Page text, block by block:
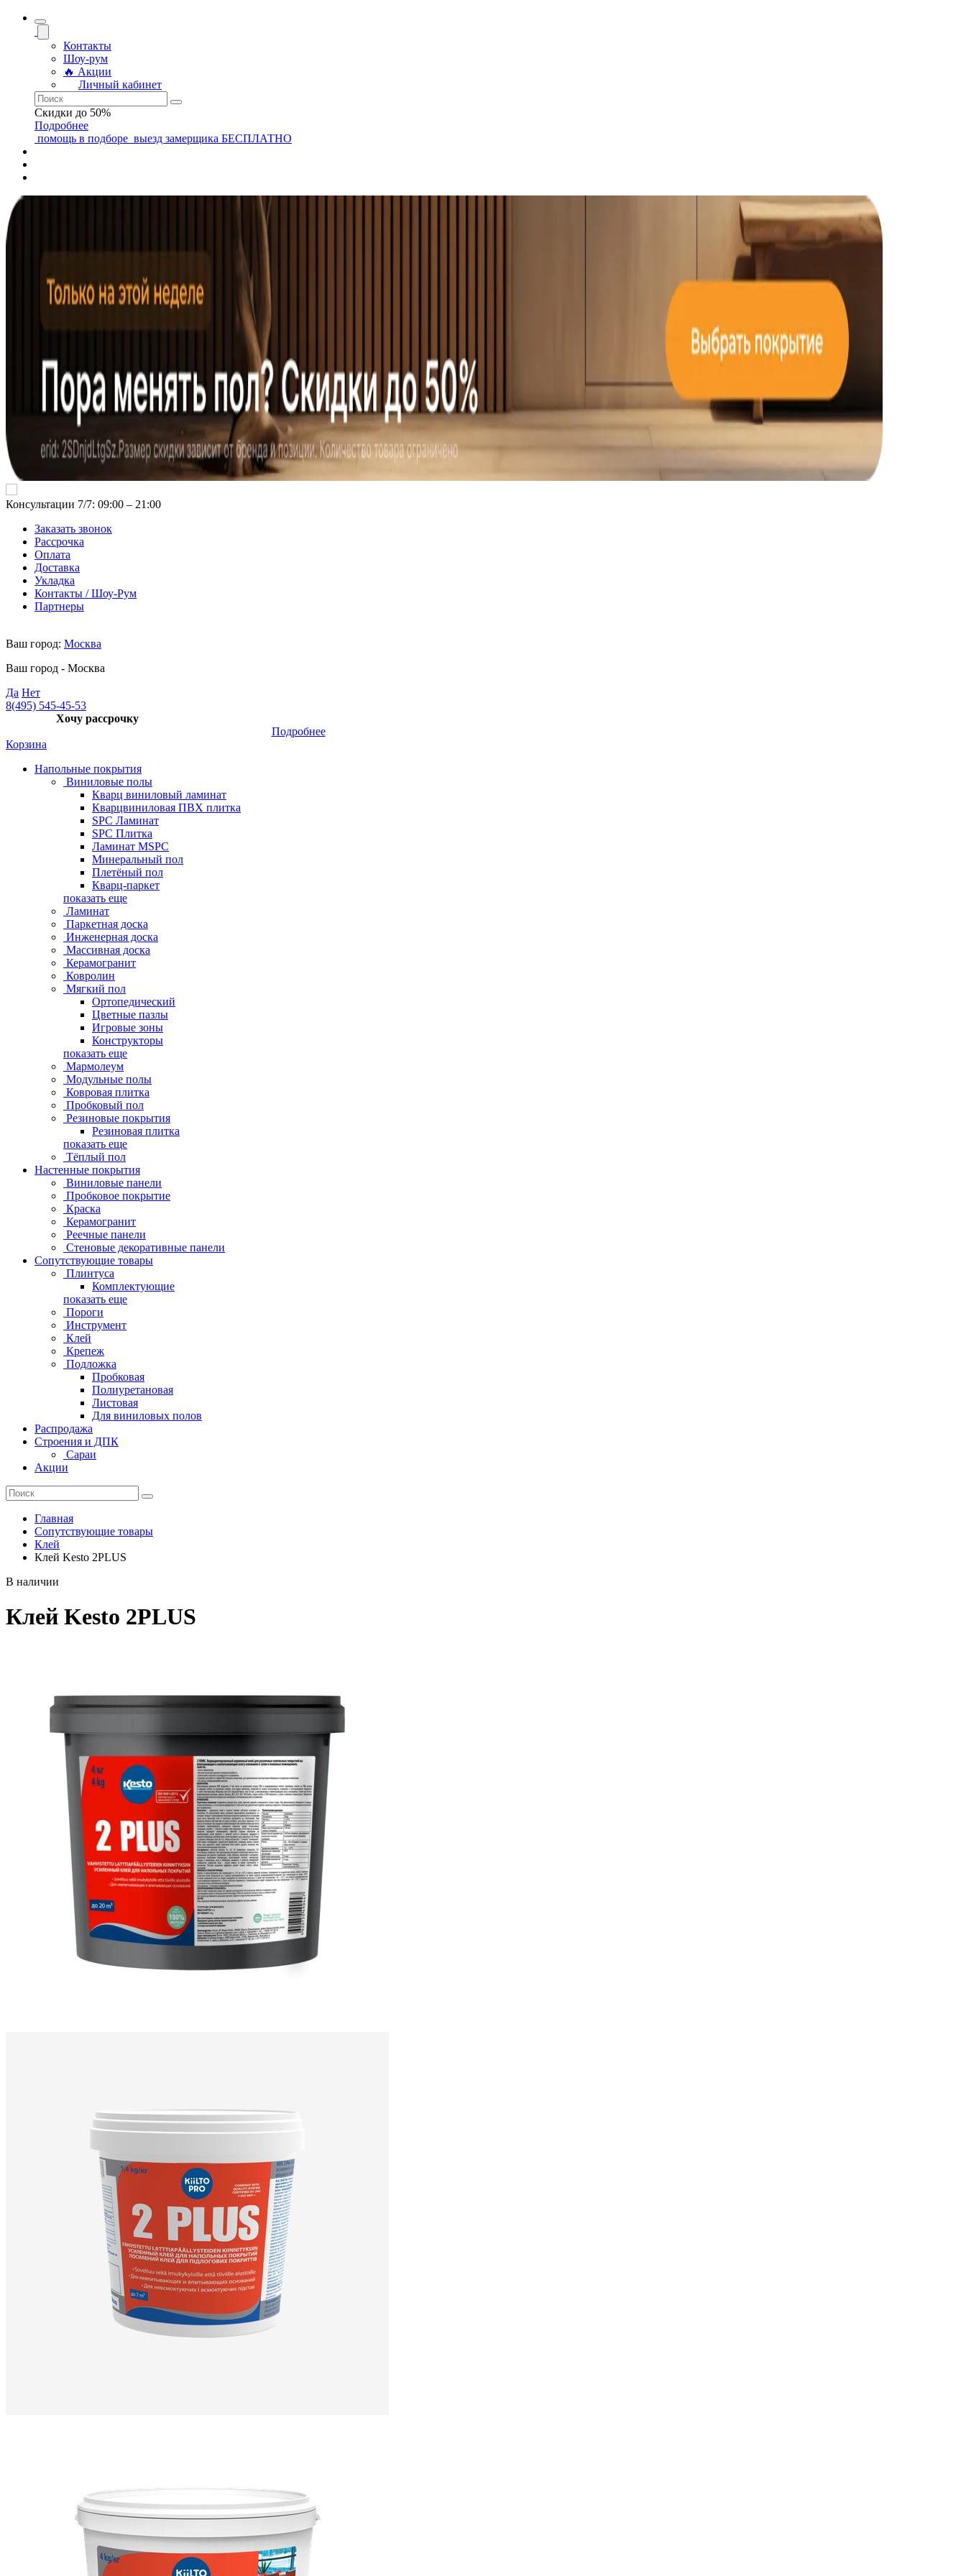
Контакты
Шоу-рум
🔥 Акции
Личный кабинет
Скидки до 50%
Подробнее
помощь в подборе выезд замерщика БЕСПЛАТНО
Консультации 7/7: 09:00 ‒ 21:00
Заказать звонок
Рассрочка
Оплата
Доставка
Укладка
Контакты / Шоу-Рум
Партнеры
Ваш город: Москва
Ваш город - Москва
Да Нет
8(495) 545-45-53
Хочу рассрочку
Подробнее
Корзина
Напольные покрытия
Виниловые полы
Кварц виниловый ламинат
Кварцвиниловая ПВХ плитка
SPC Ламинат
SPC Плитка
Ламинат MSPC
Минеральный пол
Плетёный пол
Кварц-паркет
показать еще
Ламинат
Паркетная доска
Инженерная доска
Массивная доска
Керамогранит
Ковролин
Мягкий пол
Ортопедический
Цветные пазлы
Игровые зоны
Конструкторы
показать еще
Мармолеум
Модульные полы
Ковровая плитка
Пробковый пол
Резиновые покрытия
Резиновая плитка
показать еще
Тёплый пол
Настенные покрытия
Виниловые панели
Пробковое покрытие
Краска
Керамогранит
Реечные панели
Стеновые декоративные панели
Сопутствующие товары
Плинтуса
Комплектующие
показать еще
Пороги
Инструмент
Клей
Крепеж
Подложка
Пробковая
Полиуретановая
Листовая
Для виниловых полов
Распродажа
Строения и ДПК
Сараи
Акции
Главная
Сопутствующие товары
Клей
Клей Kesto 2PLUS
В наличии
Клей Kesto 2PLUS